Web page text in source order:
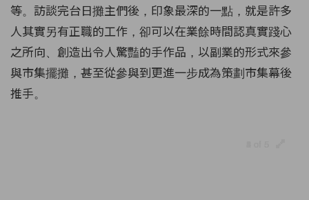
等。訪談完台日攤主們後，印象最深的一點，就是許多
人其實另有正職的工作，卻可以在業餘時間認真實踐心
之所向、創造出令人驚豔的手作品，以副業的形式來參
與市集擺攤，甚至從參與到更進一步成為策劃市集幕後
推手。